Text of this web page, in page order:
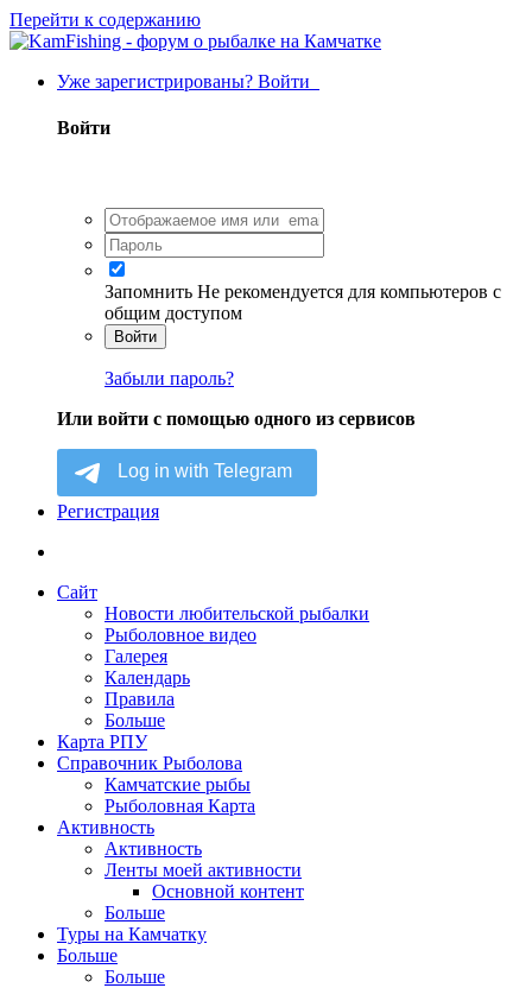
Перейти к содержанию
Уже зарегистрированы? Войти
Войти
Запомнить Не рекомендуется для компьютеров с
общим доступом
Войти
Забыли пароль?
Или войти с помощью одного из сервисов
Регистрация
Сайт
Новости любительской рыбалки
Рыболовное видео
Галерея
Календарь
Правила
Больше
Карта РПУ
Справочник Рыболова
Камчатские рыбы
Рыболовная Карта
Активность
Активность
Ленты моей активности
Основной контент
Больше
Туры на Камчатку
Больше
Больше